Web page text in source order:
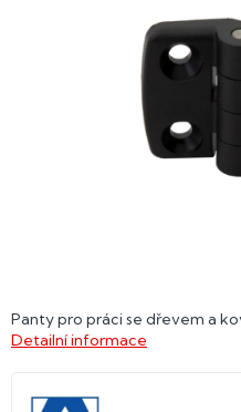
Panty pro práci se dřevem a
Detailní informace